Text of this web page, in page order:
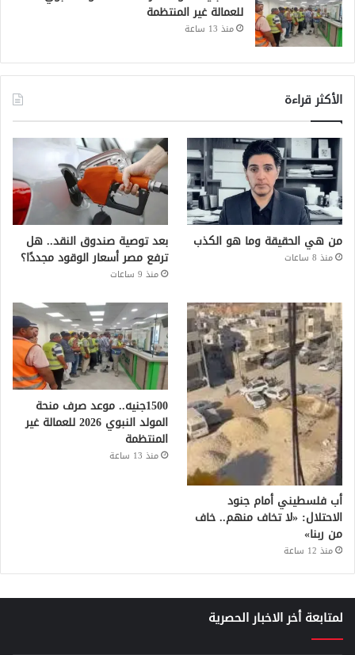
للعمالة غير المنتظمة
منذ 13 ساعة
الأكثر قراءة
من هي الحقيقة وما هو الكذب
منذ 8 ساعات
بعد توصية صندوق النقد.. هل
ترفع مصر أسعار الوقود مجددًا؟
منذ 9 ساعات
أب فلسطيني أمام جنود
الاحتلال: «لا تخاف منهم.. خاف
من ربنا»
منذ 12 ساعة
1500جنيه.. موعد صرف منحة
المولد النبوي 2026 للعمالة غير
المنتظمة
منذ 13 ساعة
لمتابعة أخر الاخبار الحصرية